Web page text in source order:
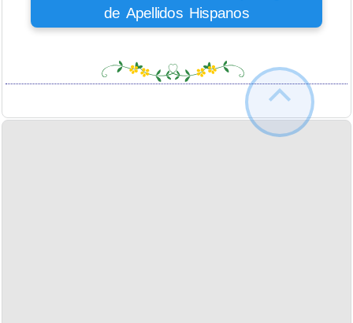
de Apellidos Hispanos